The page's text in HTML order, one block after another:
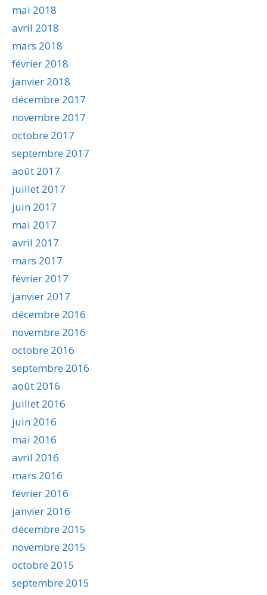
mai 2018
avril 2018
mars 2018
février 2018
janvier 2018
décembre 2017
novembre 2017
octobre 2017
septembre 2017
août 2017
juillet 2017
juin 2017
mai 2017
avril 2017
mars 2017
février 2017
janvier 2017
décembre 2016
novembre 2016
octobre 2016
septembre 2016
août 2016
juillet 2016
juin 2016
mai 2016
avril 2016
mars 2016
février 2016
janvier 2016
décembre 2015
novembre 2015
octobre 2015
septembre 2015